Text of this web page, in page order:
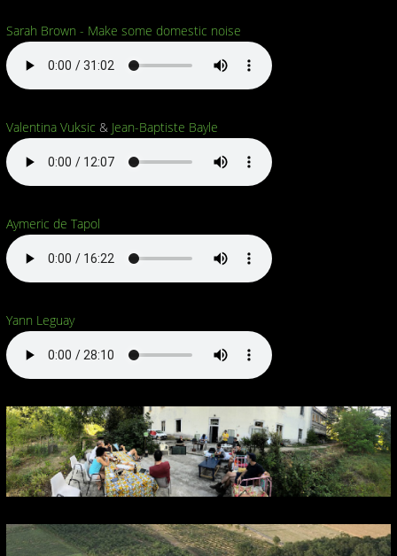
Sarah Brown - Make some domestic noise
Valentina Vuksic & Jean-Baptiste Bayle
Aymeric de Tapol
Yann Leguay